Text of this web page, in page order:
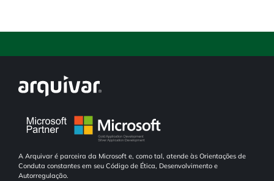
A Arquivar é parceira da Microsoft e, como tal, atende às Orientações de
Conduta constantes em seu Código de Ética, Desenvolvimento e
Autorregulação.